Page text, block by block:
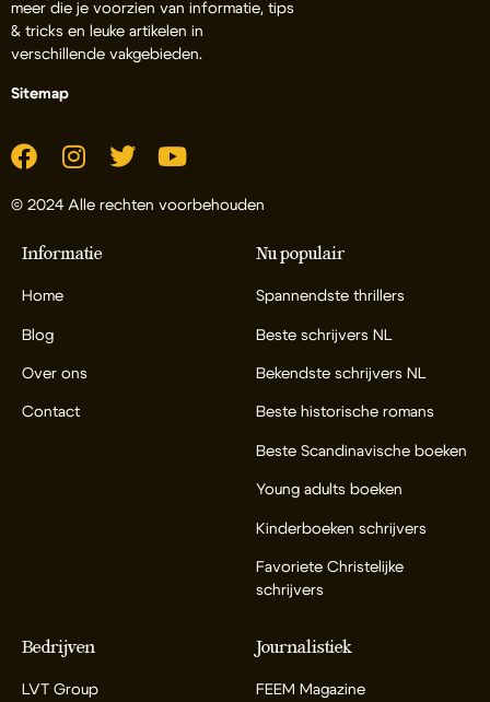
meer die je voorzien van informatie, tips
& tricks en leuke artikelen in
verschillende vakgebieden.
Sitemap
© 2024 Alle rechten voorbehouden
Informatie
Home
Blog
Over ons
Contact
Nu populair
Spannendste thrillers
Beste schrijvers NL
Bekendste schrijvers NL
Beste historische romans
Beste Scandinavische boeken
Young adults boeken
Kinderboeken schrijvers
Favoriete Christelijke
schrijvers
Bedrijven
LVT Group
Journalistiek
FEEM Magazine